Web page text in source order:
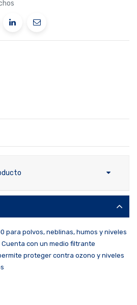
para polvos, neblinas, humos y niveles
con un medio filtrante
proteger contra ozono y niveles